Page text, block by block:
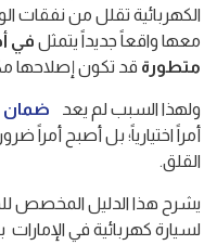
الكهربائية تقلل من نفقات
معها واقعاً جديداً يتمثل في
متطورة قد تكون إصلاحها
ولهذا السبب لم يعد
ضمان
أمراً اختيارياً؛ بل أصبح أمراً
القلق.
يشرح هذا الدليل المخصص
لسيارة كهربائية في